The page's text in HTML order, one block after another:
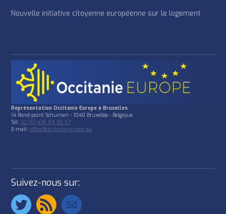
Nouvelle initiative citoyenne européenne sur le logement
Représentation Occitanie Europe à Bruxelles
14 Rond-point Schuman - 1040 Bruxelles - Belgique
Tél: 32 (0) 476 89 35 57
E-mail:office@occitanie-europe.eu
Suivez-nous sur: